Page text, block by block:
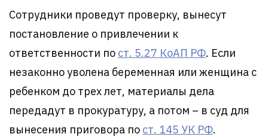
Сотрудники проведут проверку, вынесут
постановление о привлечении к
ответственности по ст. 5.27 КоАП РФ. Если
незаконно уволена беременная или женщина с
ребенком до трех лет, материалы дела
передадут в прокуратуру, а потом – в суд для
вынесения приговора по ст. 145 УК РФ.